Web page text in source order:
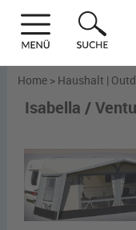
Home > Haushalt |
Isabella /